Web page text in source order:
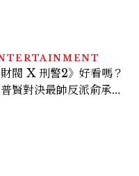
財閥 X 刑警2》好看嗎？
賢對決最帥反派俞承